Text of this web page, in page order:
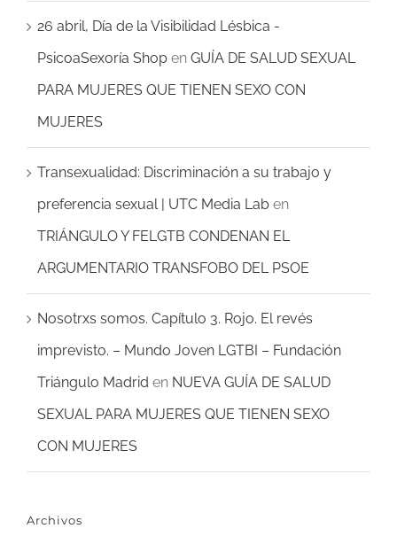
26 abril, Día de la Visibilidad Lésbica -
PsicoaSexoría Shop en GUÍA DE SALUD SEXUAL
PARA MUJERES QUE TIENEN SEXO CON
MUJERES
Transexualidad: Discriminación a su trabajo y
preferencia sexual | UTC Media Lab en
TRIÁNGULO Y FELGTB CONDENAN EL
ARGUMENTARIO TRANSFOBO DEL PSOE
Nosotrxs somos. Capítulo 3. Rojo. El revés
imprevisto. – Mundo Joven LGTBI – Fundación
Triángulo Madrid en NUEVA GUÍA DE SALUD
SEXUAL PARA MUJERES QUE TIENEN SEXO
CON MUJERES
Archivos